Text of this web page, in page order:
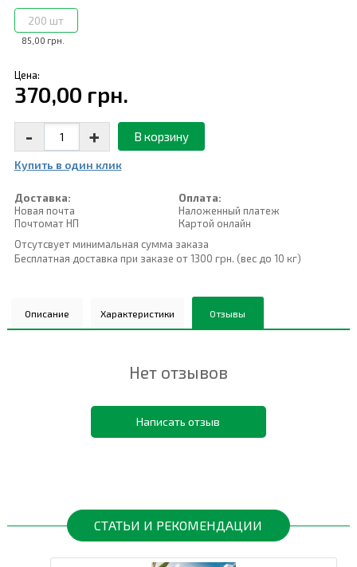
85,00 грн.
200 шт
Цена:
370,00 грн.
- + В корзину
Купить в один клик
Доставка:
Новая почта
Почтомат НП
Оплата:
Наложенный платеж
Картой онлайн
Отсутсвует минимальная сумма заказа
Бесплатная доставка при заказе от 1300 грн. (вес до 10 кг)
Описание Характеристики Отзывы
Нет отзывов
Написать отзыв
СТАТЬИ И РЕКОМЕНДАЦИИ